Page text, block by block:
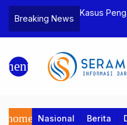
Breaking News
Bea Cukai
Pelaku beserta
dan 146 Gram
Kasus
Tebo
menu
home Nasional Berita